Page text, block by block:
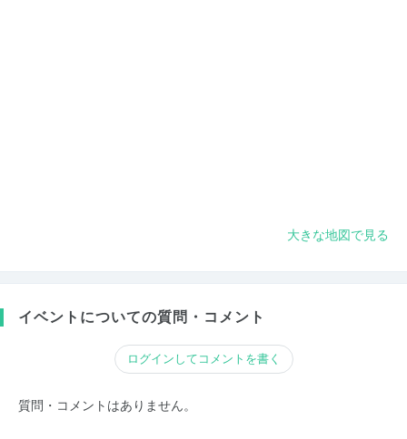
大きな地図で見る
イベントについての質問・コメント
ログインしてコメントを書く
質問・コメントはありません。